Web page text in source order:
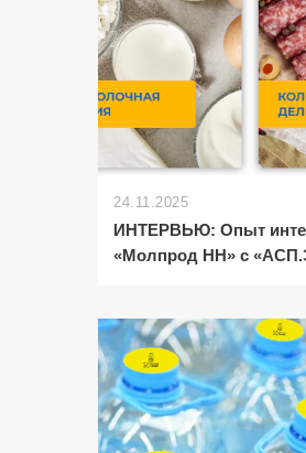
24.11.2025
ИНТЕРВЬЮ: Опыт
«Молпрод НН» с